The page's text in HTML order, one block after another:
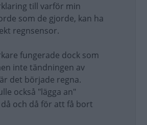
till varför min
som de gjorde, kan ha
regnsensor.
fungerade dock som
inte tändningen av
det började regna.
också "lägga an"
och då för att få bort